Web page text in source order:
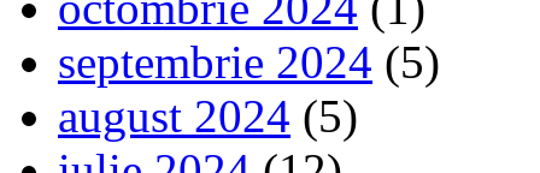
septembrie 2024 (5)
august 2024 (5)